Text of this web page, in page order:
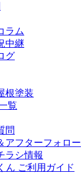
ラム
中継
グ
根塗装
覧
問
アフターフォロー
ラシ情報
ん ご利用ガイド